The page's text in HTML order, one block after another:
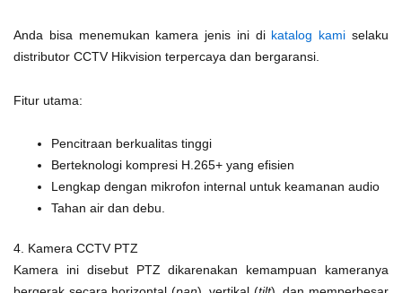
Anda bisa menemukan kamera jenis ini di katalog kami selaku
distributor CCTV Hikvision terpercaya dan bergaransi.
Fitur utama:
Pencitraan berkualitas tinggi
Berteknologi kompresi H.265+ yang efisien
Lengkap dengan mikrofon internal untuk keamanan audio
Tahan air dan debu.
4. Kamera CCTV PTZ
Kamera ini disebut PTZ dikarenakan kemampuan kameranya